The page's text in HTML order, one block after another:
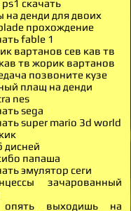
скачать
на денди для двоих
прохождение
fable 1
вартанов сев кав тв
тв жорик вартанов
позвоните кузе
плащ на денди
nes
sega
super mario 3d world
дисней
папаша
эмулятор сеги
зачарованный
выходишь на